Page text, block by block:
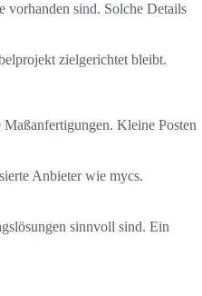
vorhanden sind. Solche Details
zielgerichtet bleibt.
Kleine Posten
Anbieter wie mycs.
sinnvoll sind. Ein